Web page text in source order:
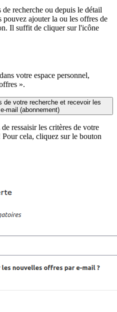
recherche ou depuis le détail
ajouter la ou les offres de
Il suffit de cliquer sur l'icône
votre espace personnel,
».
de votre recherche et recevoir les
mail (abonnement)
ressaisir les critères de votre
cela, cliquez sur le bouton